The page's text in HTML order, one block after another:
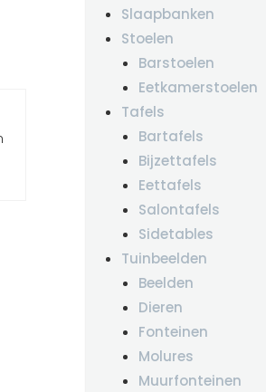
Slaapbanken
Stoelen
Barstoelen
Eetkamerstoelen
Tafels
Bartafels
Bijzettafels
Eettafels
Salontafels
Sidetables
Tuinbeelden
Beelden
Dieren
Fonteinen
Molures
Muurfonteinen